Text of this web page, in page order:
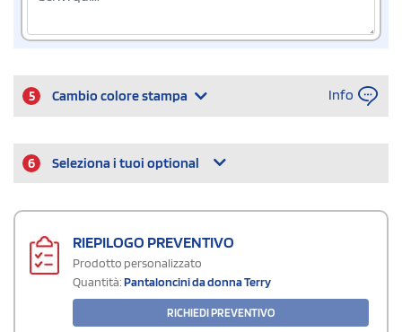
5 Cambio colore stampa Info
6 Seleziona i tuoi optional
RIEPILOGO PREVENTIVO
Prodotto personalizzato
Quantità:Pantaloncini da donna Terry
RICHIEDI PREVENTIVO